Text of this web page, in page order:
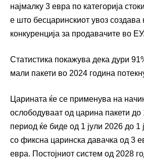
најмалку 3 евра по категорија
е што бесцаринскиот увоз создава
конкуренција за продавачите во ЕУ.
Статистика покажува дека дури
мали пакети во 2024 година
Царината ќе се применува на
ослободуваат од царина пакети
период ќе биде од 1 јули 2026 до 1
со фиксна царинска давачка од 3
евра. Постојниот систем од 2028